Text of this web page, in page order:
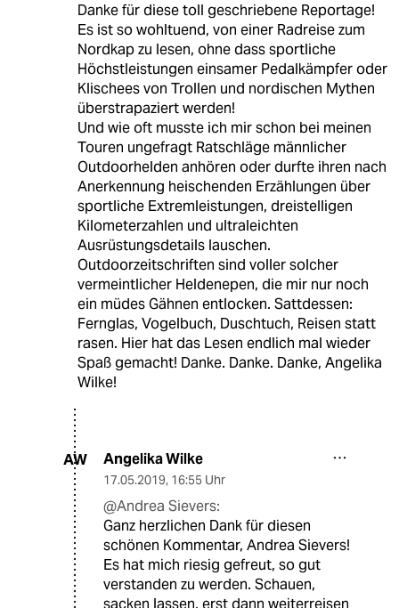
Danke für diese toll geschriebene Reportage!
Es ist so wohltuend, von einer Radreise zum
Nordkap zu lesen, ohne dass sportliche
Höchstleistungen einsamer Pedalkämpfer oder
Klischees von Trollen und nordischen Mythen
überstrapaziert werden!
Und wie oft musste ich mir schon bei meinen
Touren ungefragt Ratschläge männlicher
Outdoorhelden anhören oder durfte ihren nach
Anerkennung heischenden Erzählungen über
sportliche Extremleistungen, dreistelligen
Kilometerzahlen und ultraleichten
Ausrüstungsdetails lauschen.
Outdoorzeitschriften sind voller solcher
vermeintlicher Heldenepen, die mir nur noch
ein müdes Gähnen entlocken. Sattdessen:
Fernglas, Vogelbuch, Duschtuch, Reisen statt
rasen. Hier hat das Lesen endlich mal wieder
Spaß gemacht! Danke. Danke. Danke, Angelika
Wilke!
AW Angelika Wilke
17.05.2019, 16:55 Uhr
@Andrea Sievers:
Ganz herzlichen Dank für diesen
schönen Kommentar, Andrea Sievers!
Es hat mich riesig gefreut, so gut
verstanden zu werden. Schauen,